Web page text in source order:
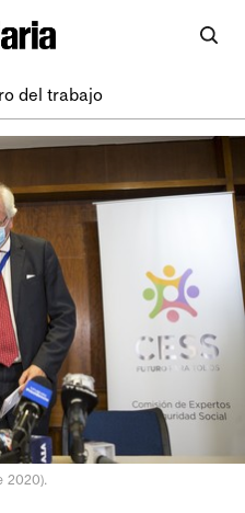
del trabajo
2020).